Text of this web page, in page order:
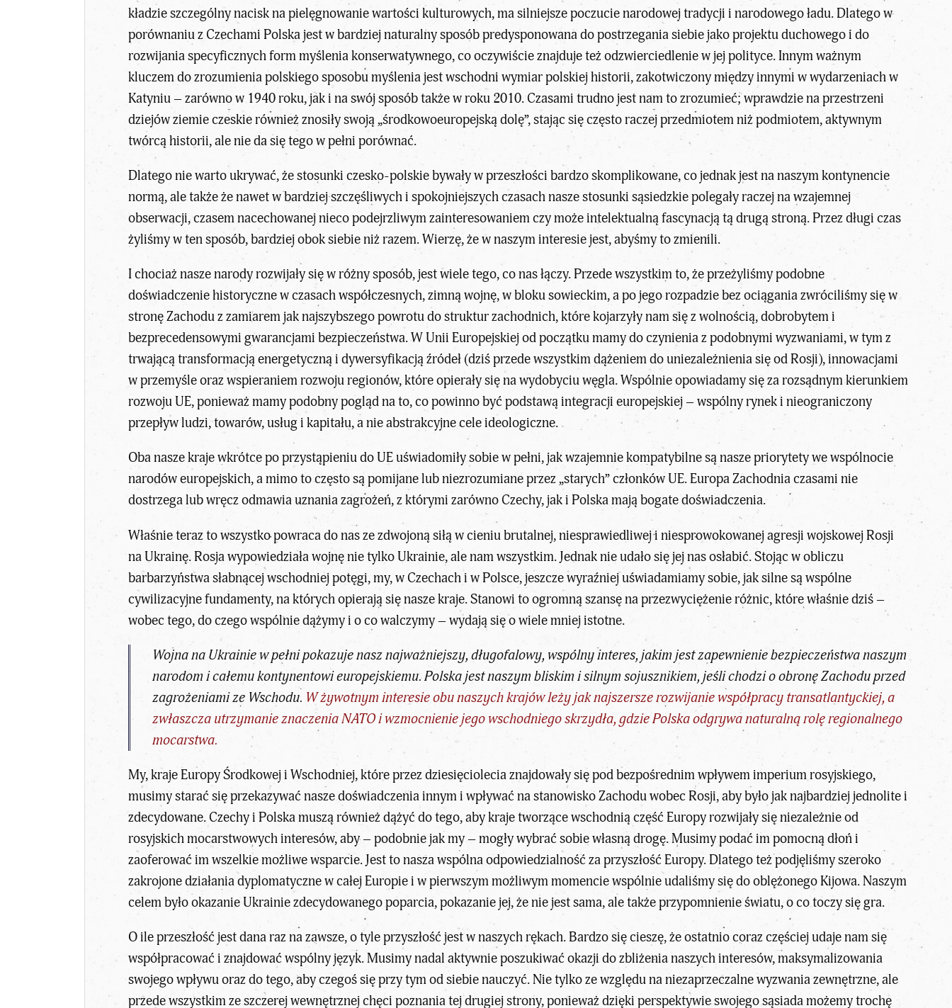
kładzie szczególny nacisk na pielęgnowanie wartości kulturowych, ma silniejsze poczucie narodowej tradycji i narodowego ładu. Dlatego w
porównaniu z Czechami Polska jest w bardziej naturalny sposób predysponowana do postrzegania siebie jako projektu duchowego i do
rozwijania specyficznych form myślenia konserwatywnego, co oczywiście znajduje też odzwierciedlenie w jej polityce. Innym ważnym
kluczem do zrozumienia polskiego sposobu myślenia jest wschodni wymiar polskiej historii, zakotwiczony między innymi w wydarzeniach w
Katyniu – zarówno w 1940 roku, jak i na swój sposób także w roku 2010. Czasami trudno jest nam to zrozumieć; wprawdzie na przestrzeni
dziejów ziemie czeskie również znosiły swoją „środkowoeuropejską dolę”, stając się często raczej przedmiotem niż podmiotem, aktywnym
twórcą historii, ale nie da się tego w pełni porównać.
Dlatego nie warto ukrywać, że stosunki czesko-polskie bywały w przeszłości bardzo skomplikowane, co jednak jest na naszym kontynencie
normą, ale także że nawet w bardziej szczęśliwych i spokojniejszych czasach nasze stosunki sąsiedzkie polegały raczej na wzajemnej
obserwacji, czasem nacechowanej nieco podejrzliwym zainteresowaniem czy może intelektualną fascynacją tą drugą stroną. Przez długi czas
żyliśmy w ten sposób, bardziej obok siebie niż razem. Wierzę, że w naszym interesie jest, abyśmy to zmienili.
I chociaż nasze narody rozwijały się w różny sposób, jest wiele tego, co nas łączy. Przede wszystkim to, że przeżyliśmy podobne
doświadczenie historyczne w czasach współczesnych, zimną wojnę, w bloku sowieckim, a po jego rozpadzie bez ociągania zwróciliśmy się w
stronę Zachodu z zamiarem jak najszybszego powrotu do struktur zachodnich, które kojarzyły nam się z wolnością, dobrobytem i
bezprecedensowymi gwarancjami bezpieczeństwa. W Unii Europejskiej od początku mamy do czynienia z podobnymi wyzwaniami, w tym z
trwającą transformacją energetyczną i dywersyfikacją źródeł (dziś przede wszystkim dążeniem do uniezależnienia się od Rosji), innowacjami
w przemyśle oraz wspieraniem rozwoju regionów, które opierały się na wydobyciu węgla. Wspólnie opowiadamy się za rozsądnym kierunkiem
rozwoju UE, ponieważ mamy podobny pogląd na to, co powinno być podstawą integracji europejskiej – wspólny rynek i nieograniczony
przepływ ludzi, towarów, usług i kapitału, a nie abstrakcyjne cele ideologiczne.
Oba nasze kraje wkrótce po przystąpieniu do UE uświadomiły sobie w pełni, jak wzajemnie kompatybilne są nasze priorytety we wspólnocie
narodów europejskich, a mimo to często są pomijane lub niezrozumiane przez „starych” członków UE. Europa Zachodnia czasami nie
dostrzega lub wręcz odmawia uznania zagrożeń, z którymi zarówno Czechy, jak i Polska mają bogate doświadczenia.
Właśnie teraz to wszystko powraca do nas ze zdwojoną siłą w cieniu brutalnej, niesprawiedliwej i niesprowokowanej agresji wojskowej Rosji
na Ukrainę. Rosja wypowiedziała wojnę nie tylko Ukrainie, ale nam wszystkim. Jednak nie udało się jej nas osłabić. Stojąc w obliczu
barbarzyństwa słabnącej wschodniej potęgi, my, w Czechach i w Polsce, jeszcze wyraźniej uświadamiamy sobie, jak silne są wspólne
cywilizacyjne fundamenty, na których opierają się nasze kraje. Stanowi to ogromną szansę na przezwyciężenie różnic, które właśnie dziś –
wobec tego, do czego wspólnie dążymy i o co walczymy – wydają się o wiele mniej istotne.
Wojna na Ukrainie w pełni pokazuje nasz najważniejszy, długofalowy, wspólny interes, jakim jest zapewnienie bezpieczeństwa naszym
narodom i całemu kontynentowi europejskiemu. Polska jest naszym bliskim i silnym sojusznikiem, jeśli chodzi o obronę Zachodu przed
zagrożeniami ze Wschodu. W żywotnym interesie obu naszych krajów leży jak najszersze rozwijanie współpracy transatlantyckiej, a
zwłaszcza utrzymanie znaczenia NATO i wzmocnienie jego wschodniego skrzydła, gdzie Polska odgrywa naturalną rolę regionalnego
mocarstwa.
My, kraje Europy Środkowej i Wschodniej, które przez dziesięciolecia znajdowały się pod bezpośrednim wpływem imperium rosyjskiego,
musimy starać się przekazywać nasze doświadczenia innym i wpływać na stanowisko Zachodu wobec Rosji, aby było jak najbardziej jednolite i
zdecydowane. Czechy i Polska muszą również dążyć do tego, aby kraje tworzące wschodnią część Europy rozwijały się niezależnie od
rosyjskich mocarstwowych interesów, aby – podobnie jak my – mogły wybrać sobie własną drogę. Musimy podać im pomocną dłoń i
zaoferować im wszelkie możliwe wsparcie. Jest to nasza wspólna odpowiedzialność za przyszłość Europy. Dlatego też podjęliśmy szeroko
zakrojone działania dyplomatyczne w całej Europie i w pierwszym możliwym momencie wspólnie udaliśmy się do oblężonego Kijowa. Naszym
celem było okazanie Ukrainie zdecydowanego poparcia, pokazanie jej, że nie jest sama, ale także przypomnienie światu, o co toczy się gra.
O ile przeszłość jest dana raz na zawsze, o tyle przyszłość jest w naszych rękach. Bardzo się cieszę, że ostatnio coraz częściej udaje nam się
współpracować i znajdować wspólny język. Musimy nadal aktywnie poszukiwać okazji do zbliżenia naszych interesów, maksymalizowania
swojego wpływu oraz do tego, aby czegoś się przy tym od siebie nauczyć. Nie tylko ze względu na niezaprzeczalne wyzwania zewnętrzne, ale
przede wszystkim ze szczerej wewnętrznej chęci poznania tej drugiej strony, ponieważ dzięki perspektywie swojego sąsiada możemy trochę